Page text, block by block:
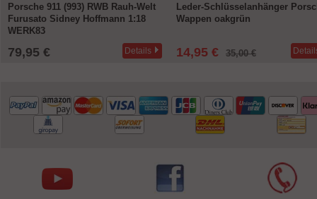
Porsche 911 (993) RWB Rauh-Welt
Furusato Sidney Hoffmann 1:18
WERK83
79,95 € Details
Leder-Schlüsselanhänger
Wappen oakgrün
14,95 € 35,00 €